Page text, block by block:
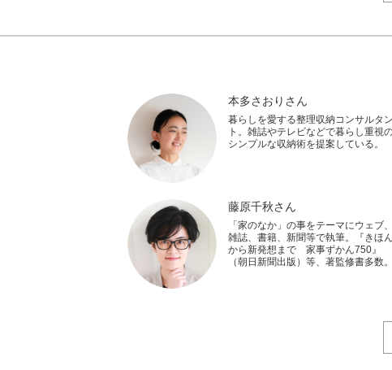
本多さおりさん
暮らしを愛する整理収納コンサルタン
ト。雑誌やテレビなどで暮らし重視
シンプルな収納術を提案している。
藤原千秋さん
「家のなか」の事をテーマにウェブ、
雑誌、書籍、新聞等で執筆。『きほん
から新発想まで 家事ずかん750』
（朝日新聞出版）等、著監修書多数。